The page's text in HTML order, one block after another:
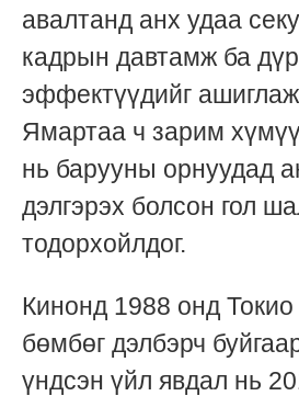
авалтанд анх удаа
кадрын давтамж ба
эффектүүдийг
Ямартаа ч зарим
нь барууны орнуудад
дэлгэрэх болсон гол
тодорхойлдог.
Кинонд 1988 онд
бөмбөг дэлбэрч
үндсэн үйл явдал нь